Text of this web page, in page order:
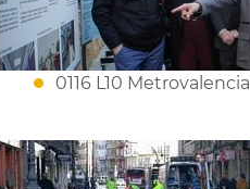
0116 L10